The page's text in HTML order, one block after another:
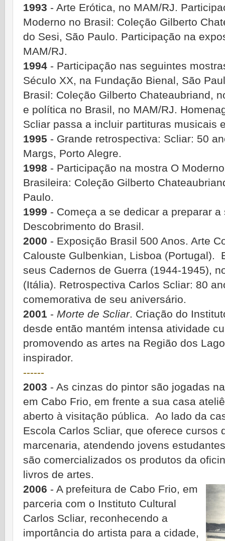
1993 - Arte Erótica, no MAM/RJ.
Moderno no Brasil: Coleção Gilberto
do Sesi, São Paulo. Participação na
MAM/RJ.
1994 - Participação nas seguintes
Século XX, na Fundação Bienal, São
Brasil: Coleção Gilberto Chateaubriand,
e política no Brasil, no MAM/RJ.
Scliar passa a incluir partituras musicais
1995 - Grande retrospectiva: Scliar: 50
Margs, Porto Alegre.
1998 - Participação na mostra O
Brasileira: Coleção Gilberto
Paulo.
1999 - Começa a se dedicar a preparar
Descobrimento do Brasil.
2000 - Exposição Brasil 500 Anos. Arte
Calouste Gulbenkian, Lisboa (Portugal).
seus Cadernos de Guerra (1944-1945),
(Itália). Retrospectiva Carlos Scliar: 80
comemorativa de seu aniversário.
2001 - Morte de Scliar. Criação do
desde então mantém intensa atividade
promovendo as artes na Região dos
inspirador.
------
2003 - As cinzas do pintor são jogadas
em Cabo Frio, em frente a sua casa
aberto à visitação pública. Ao lado da
Escola Carlos Scliar, que oferece cursos
marcenaria, atendendo jovens
são comercializados os produtos da
livros de artes.
2006 - A prefeitura de Cabo Frio, em
parceria com o Instituto Cultural
Carlos Scliar, reconhecendo a
importância do artista para a cidade,